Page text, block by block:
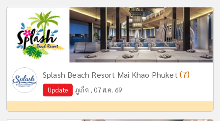
Splash Beach Resort Mai Khao Phuket (7)
Update ภูเก็ต , 07 ส.ค. 69